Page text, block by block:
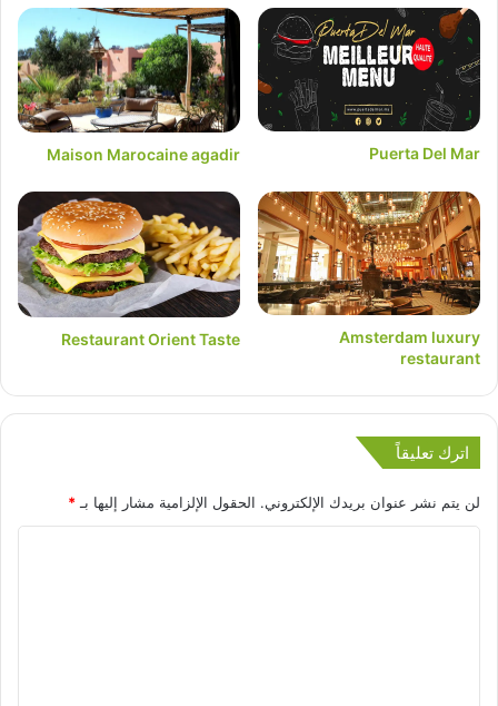
Puerta Del Mar
Maison Marocaine agadir
Amsterdam luxury
restaurant
Restaurant Orient Taste
اترك تعليقاً
لن يتم نشر عنوان بريدك الإلكتروني. الحقول الإلزامية مشار إليها بـ *